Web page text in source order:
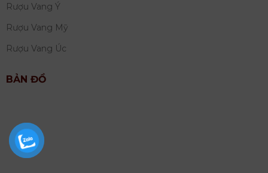
Rượu Vang Ý
Rượu Vang Mỹ
Rượu Vang Úc
BẢN ĐỒ